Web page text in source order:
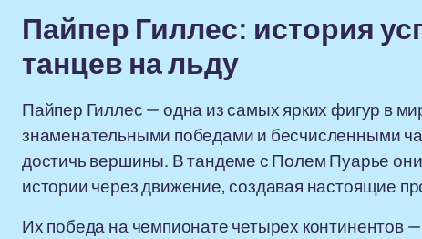
Пайпер Гиллес: история
танцев на льду
Пайпер Гиллес — одна из самых ярких фигур в
знаменательными победами и бесчисленными
достичь вершины. В тандеме с Полем Пуарье
истории через движение, создавая настоящие
Их победа на чемпионате четырех континентов